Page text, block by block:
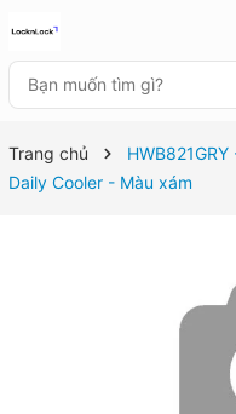
Trang chủ
Daily Cooler - Màu xám